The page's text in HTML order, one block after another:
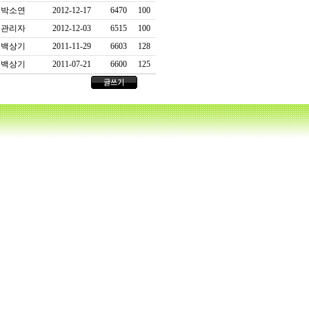
박소연 2012-12-17 6470
100
관리자
2012-12-03 6515
100
백상기
2011-11-29 6603
128
백상기
2011-07-21 6600 125